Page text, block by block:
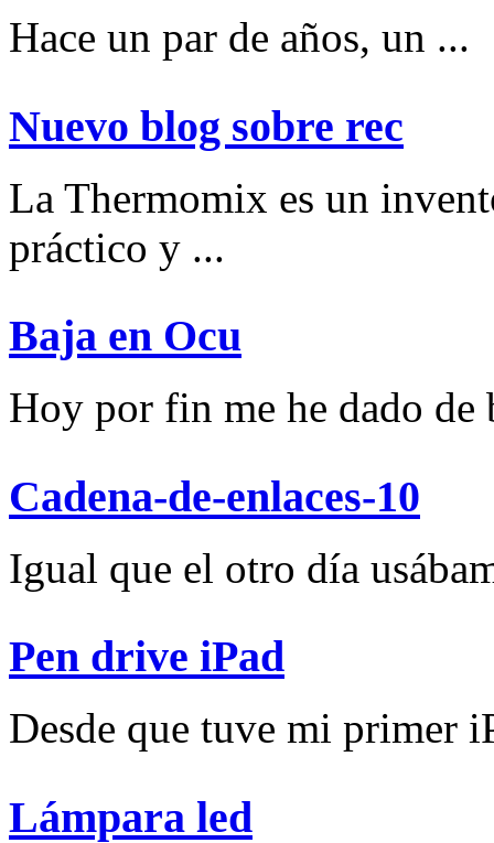
Hace un par de años, un ...
Nuevo blog sobre rec
La Thermomix es un
práctico y ...
Baja en Ocu
Hoy por fin me he dado de
Cadena-de-enlaces-10
Igual que el otro día
Pen drive iPad
Desde que tuve mi primer
Lámpara led